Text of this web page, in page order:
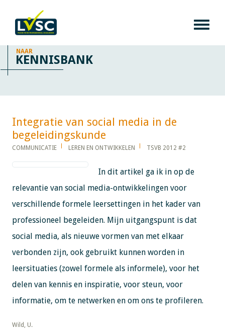
NAAR
KENNISBANK
Integratie van social media in de
begeleidingskunde​​​​​​
COMMUNICATIE LEREN EN ONTWIKKELEN TSVB 2012 #2
In dit artikel ga ik in op de
relevantie van social media-ontwikkelingen voor
verschillende formele leersettingen in het kader van
professioneel begeleiden. Mijn uitgangspunt is dat
social media, als nieuwe vormen van met elkaar
verbonden zijn, ook gebruikt kunnen worden in
leersituaties (zowel formele als informele), voor het
delen van kennis en inspiratie, voor steun, voor
informatie, om te netwerken en om ons te profileren.
​​​​​​​Wild, U.